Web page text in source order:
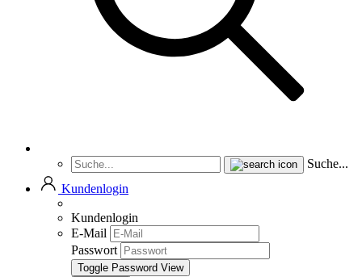
Suche...
Kundenlogin
Kundenlogin
E-Mail
Passwort
Toggle Password View